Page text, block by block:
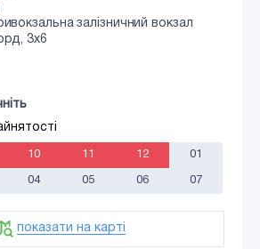
залізничний вокзал
3х6
10 11 12 01
04 05 06 07
показати на карті